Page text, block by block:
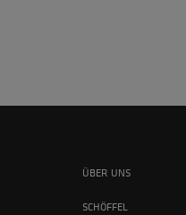
ÜBER UNS
SCHÖFFEL